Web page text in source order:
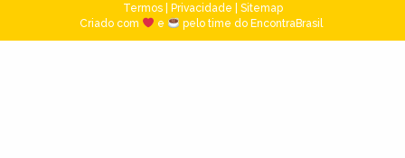
Termos| Privacidade
Sitemap
Criado com
e pelo time do EncontraBrasil